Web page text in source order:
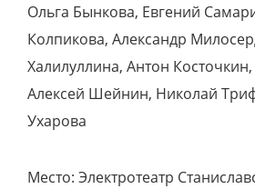
Ольга Бынкова, Евгений
Колпикова, Александр
Халилуллина, Антон
Алексей Шейнин, Николай
Ухарова
Место: Электротеатр